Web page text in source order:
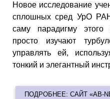
Новое исследование
сплошных сред УрО
саму парадигму
просто изучают
управлять ей,
тонкий и элегантный
ПОДРОБНЕЕ: САЙТ «AB-